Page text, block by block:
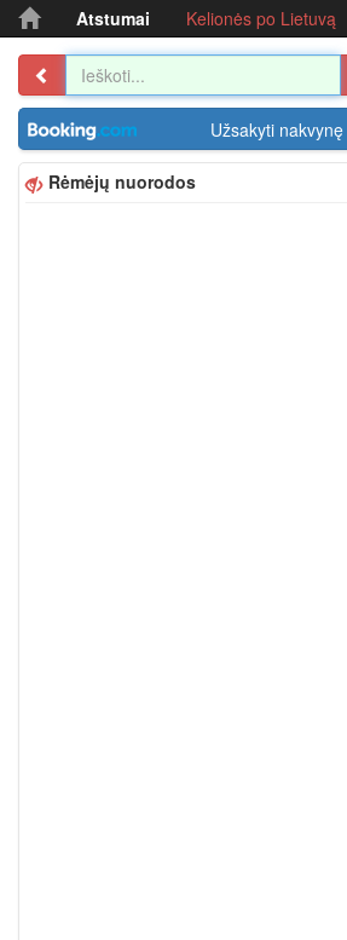
Atstumai Kelionės po Lietuvą
Užsakyti nakvynę
Rėmėjų nuorodos